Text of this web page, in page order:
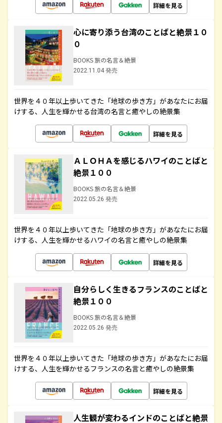
詳細を見る
心に寄り添う台湾のことばと絶景１０
０
BOOKS 旅の名言＆絶景
2022.11.04 発売
世界を４０年以上歩いてきた「地球の歩き方」があなたにお届
けする、人生を輝かせる台湾の名言と癒やしの絶景集
詳細を見る
ＡＬＯＨＡを感じるハワイのことばと
絶景１００
BOOKS 旅の名言＆絶景
2022.05.26 発売
世界を４０年以上歩いてきた「地球の歩き方」があなたにお届
けする、人生を輝かせるハワイの名言と癒やしの絶景集
詳細を見る
自分らしく生きるフランスのことばと
絶景１００
BOOKS 旅の名言＆絶景
2022.05.26 発売
世界を４０年以上歩いてきた「地球の歩き方」があなたにお届
けする、人生を輝かせるフランスの名言と癒やしの絶景集
詳細を見る
人生観が変わるインドのことばと絶景